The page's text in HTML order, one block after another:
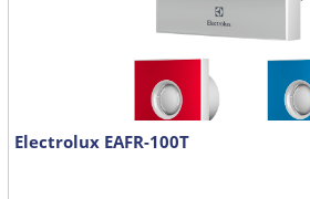
Electrolux EAFR-100T